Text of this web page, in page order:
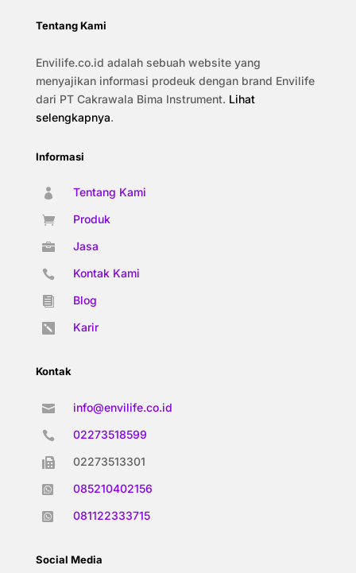
Tentang Kami
Envilife.co.id adalah sebuah website yang
menyajikan informasi prodeuk dengan brand Envilife
dari PT Cakrawala Bima Instrument. Lihat
selengkapnya.
Informasi
 Tentang Kami
 Produk
 Jasa
 Kontak Kami
 Blog
 Karir
Kontak
 info@envilife.co.id
 02273518599
 02273513301
 085210402156
 081122333715
Social Media